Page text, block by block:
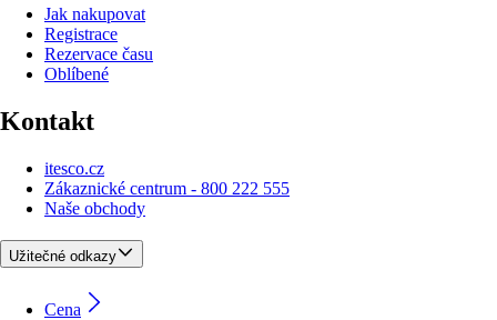
Jak nakupovat
Registrace
Rezervace času
Oblíbené
Kontakt
itesco.cz
Zákaznické centrum - 800 222 555
Naše obchody
Užitečné odkazy
Cena